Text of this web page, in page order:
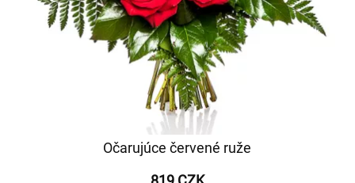
Očarujúce červené ruže